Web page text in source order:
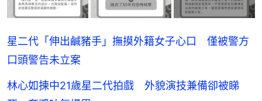
星二代「伸出鹹豬手」撫摸外籍女子心口 僅被警方
口頭警告未立案
林心如揀中21歲星二代拍戲 外貌演技兼備卻被睇